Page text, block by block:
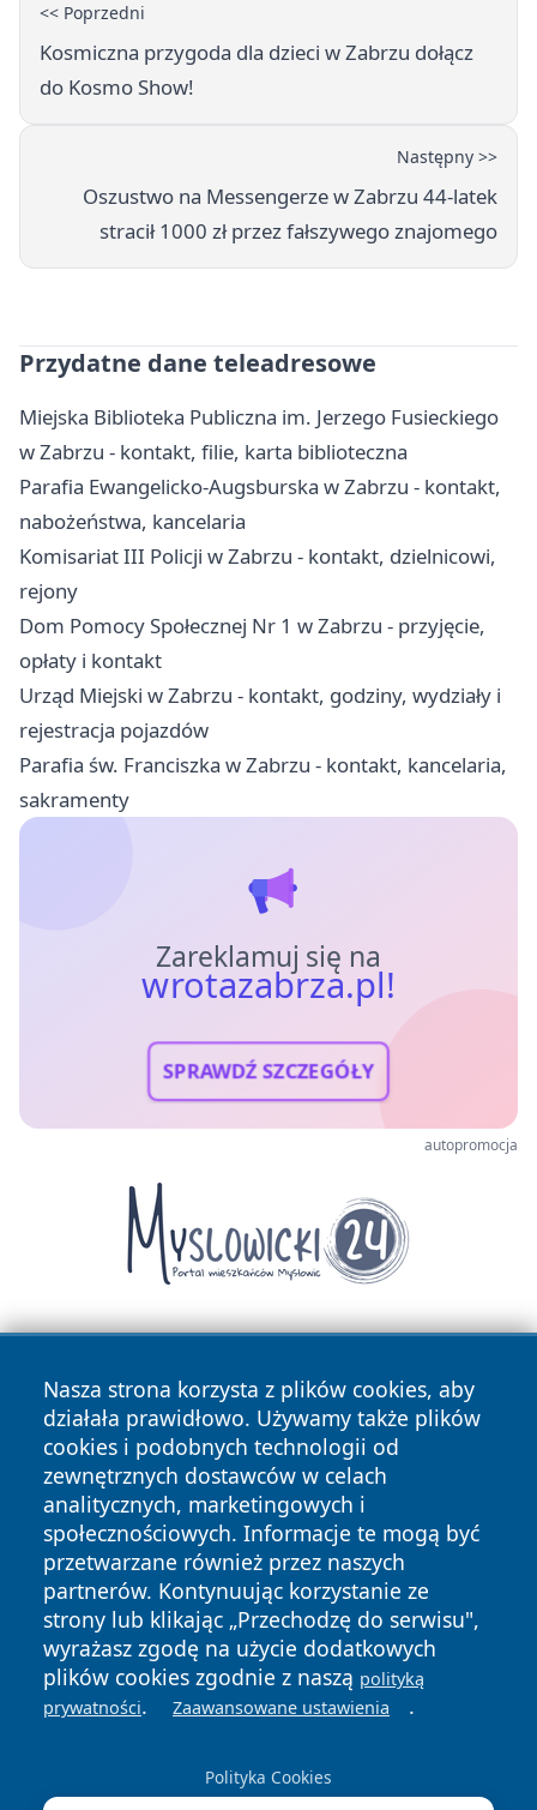
<< Poprzedni
Kosmiczna przygoda dla dzieci w Zabrzu dołącz
do Kosmo Show!
Następny >>
Oszustwo na Messengerze w Zabrzu 44-latek
stracił 1000 zł przez fałszywego znajomego
Przydatne dane teleadresowe
Miejska Biblioteka Publiczna im. Jerzego Fusieckiego
w Zabrzu - kontakt, filie, karta biblioteczna
Parafia Ewangelicko-Augsburska w Zabrzu - kontakt,
nabożeństwa, kancelaria
Komisariat III Policji w Zabrzu - kontakt, dzielnicowi,
rejony
Dom Pomocy Społecznej Nr 1 w Zabrzu - przyjęcie,
opłaty i kontakt
Urząd Miejski w Zabrzu - kontakt, godziny, wydziały i
rejestracja pojazdów
Parafia św. Franciszka w Zabrzu - kontakt, kancelaria,
sakramenty
Zareklamuj się na
wrotazabrza.pl!
SPRAWDŹ SZCZEGÓŁY
autopromocja
Nasza strona korzysta z plików cookies, aby
działała prawidłowo. Używamy także plików
cookies i podobnych technologii od
zewnętrznych dostawców w celach
analitycznych, marketingowych i
społecznościowych. Informacje te mogą być
przetwarzane również przez naszych
partnerów. Kontynuując korzystanie ze
strony lub klikając „Przechodzę do serwisu",
wyrażasz zgodę na użycie dodatkowych
plików cookies zgodnie z naszą polityką
prywatności. Zaawansowane ustawienia .
Polityka Cookies
Copyright © 2026 wrotazabrza.pl Wszystkie prawa
zastrzeżone.
News Autorzy
Polityka
Prywatności
Polityka
Cookies